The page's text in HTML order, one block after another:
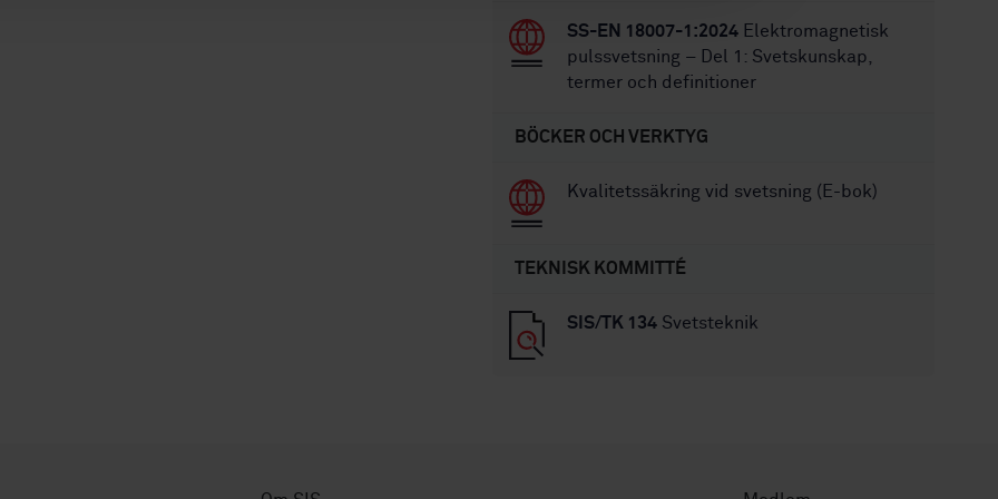
SS-EN 18007-1:2024 Elektromagnetisk
pulssvetsning – Del 1: Svetskunskap,
termer och definitioner
BÖCKER OCH VERKTYG
Kvalitetssäkring vid svetsning (E-bok)
TEKNISK KOMMITTÉ
SIS/TK 134 Svetsteknik